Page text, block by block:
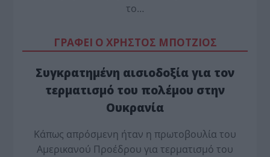
το…
ΓΡΑΦΕΙ Ο ΧΡΗΣΤΟΣ ΜΠΟΤΖΙΟΣ
Συγκρατημένη αισιοδοξία για τον
τερματισμό του πολέμου στην
Ουκρανία
Κάπως απρόσμενη ήταν η πρωτοβουλία του
Αμερικανού Προέδρου για τερματισμό του